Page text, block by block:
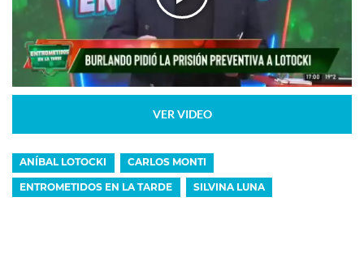
VER VIDEO
ANÍBAL LOTOCKI CARLOS MONTI
ENTROMETIDOS EN LA TARDE SILVINA LUNA